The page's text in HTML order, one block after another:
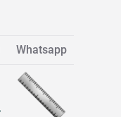
Whatsapp